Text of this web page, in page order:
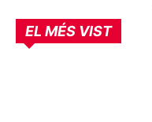
EL MÉS VIST